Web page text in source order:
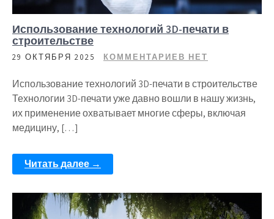
Использование технологий 3D-печати в
строительстве
29 ОКТЯБРЯ 2025 КОММЕНТАРИЕВ НЕТ
Использование технологий 3D-печати в строительстве
Технологии 3D-печати уже давно вошли в нашу жизнь,
их применение охватывает многие сферы, включая
медицину, […]
Читать далее →